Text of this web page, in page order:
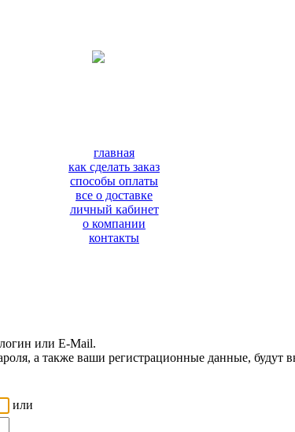
главная
как сделать заказ
способы оплаты
все о доставке
личный кабинет
о компании
контакты
или E-Mail.
а также ваши регистрационные данные, будут
или